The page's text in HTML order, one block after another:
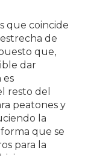
que coincide
de
que,
dar
es
resto del
peatones y
la
que se
para la